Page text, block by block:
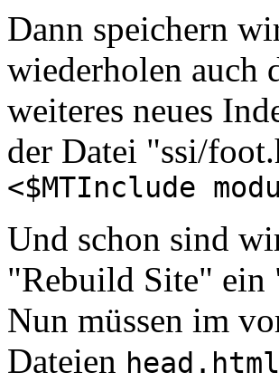
Dann speichern
wiederholen auch
weiteres neues
der Datei "ssi/
<$MTInclude
Und schon sind
"Rebuild Site" ein
Nun müssen im
Dateien head.html